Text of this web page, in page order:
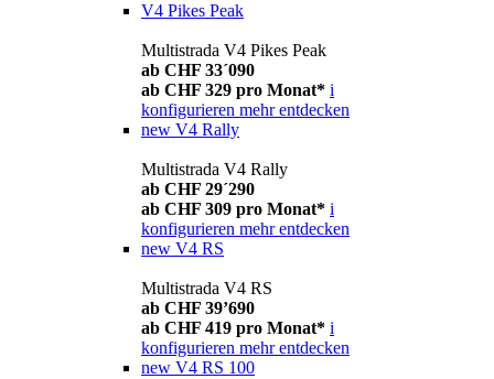
V4 Pikes Peak
Multistrada V4 Pikes Peak
ab CHF 33´090
ab CHF 329 pro Monat* i
konfigurieren mehr entdecken
new V4 Rally
Multistrada V4 Rally
ab CHF 29´290
ab CHF 309 pro Monat* i
konfigurieren mehr entdecken
new V4 RS
Multistrada V4 RS
ab CHF 39’690
ab CHF 419 pro Monat* i
konfigurieren mehr entdecken
new V4 RS 100